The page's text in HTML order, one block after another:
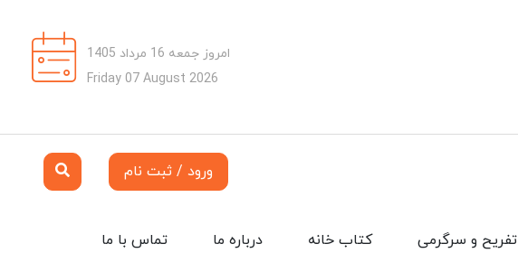
امروز جمعه 16 مرداد 1405
Friday 07 August 2026
ورود / ثبت نام
تماس با ما درباره ما کتاب خانه تفریح و سرگرمی